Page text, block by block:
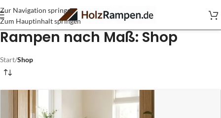
Zur Navigation springen
Zum Hauptinhalt springen
Rampen nach Maß: Shop
Start/Shop